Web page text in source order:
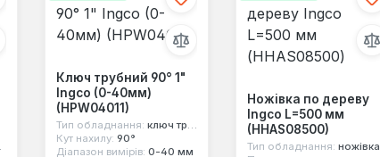
Ключ трубний 90° 1"
Ingco (0-40мм)
(HPW04011)
Тип обладнання: ключ трубний
Кут нахилу: 90°
Діапазон вимірів: 0-40 мм
Ножівка по дереву
Ingco L=500 мм
(HHAS08500)
Тип обладнання: ножівка